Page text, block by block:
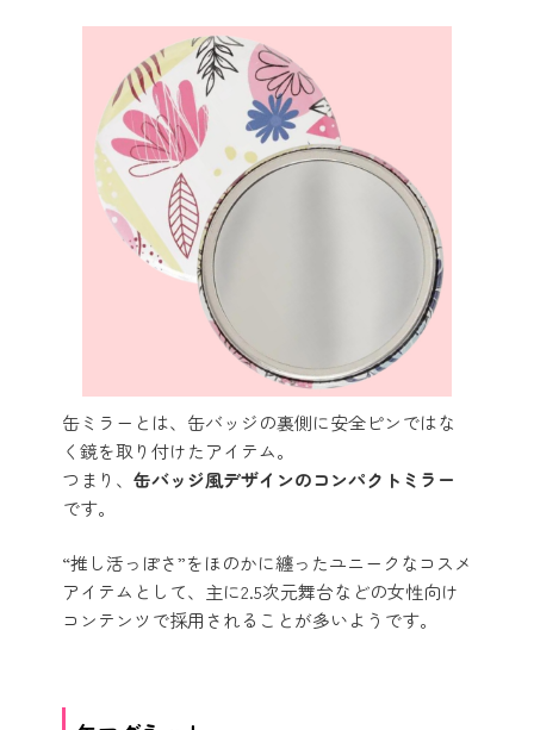
缶ミラーとは、缶バッジの裏側に安全ピンではな
く鏡を取り付けたアイテム。
つまり、 缶バッジ風デザインのコンパクトミラー
です。
“推し活っぽさ”をほのかに纏ったユニークなコスメ
アイテムとして、主に2.5次元舞台などの女性向け
コンテンツで採用されることが多いようです。